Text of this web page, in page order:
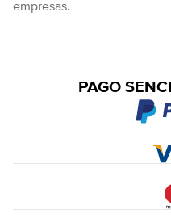
empresas.
PAGO